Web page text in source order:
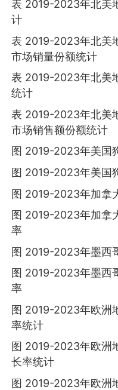
表 2019-2023年北美
计
表 2019-2023年北美
市场销量份额统计
表 2019-2023年北美
统计
表 2019-2023年北美
市场销售额份额统计
图 2019-2023年美国
图 2019-2023年美国
图 2019-2023年加拿
图 2019-2023年加拿
率
图 2019-2023年墨西
图 2019-2023年墨西
率
图 2019-2023年欧洲
率统计
图 2019-2023年欧洲
长率统计
图 2019-2023年欧洲